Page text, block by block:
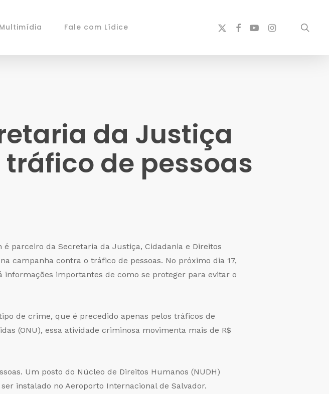
Multimídia Fale com Lídice
x-
facebook
youtubeinstagram
da Justiça
de pessoas
parceiro da Secretaria da Justiça, Cidadania e Direitos
campanha contra o tráfico de pessoas. No próximo dia 17,
importantes de como se proteger para evitar o
de crime, que é precedido apenas pelos tráficos de
(ONU), essa atividade criminosa movimenta mais de R$
Um posto do Núcleo de Direitos Humanos (NUDH)
instalado no Aeroporto Internacional de Salvador.